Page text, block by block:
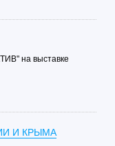
на выставке
И КРЫМА